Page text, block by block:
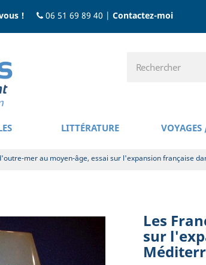
! 06 51 69 89 40 | Contactez-moi
LITTÉRATURE
mer au moyen-âge, essai sur l'expansion française
Les
sur